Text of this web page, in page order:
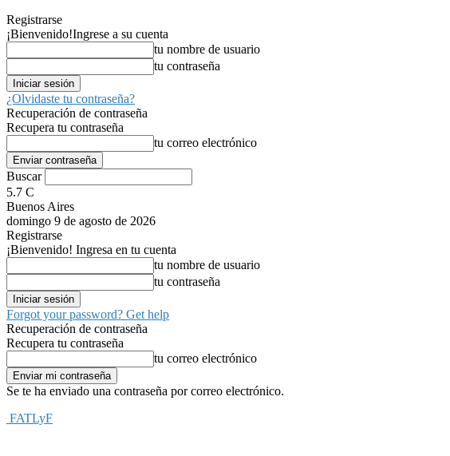
Registrarse
¡Bienvenido!Ingrese a su cuenta
tu nombre de usuario
tu contraseña
¿Olvidaste tu contraseña?
Recuperación de contraseña
Recupera tu contraseña
tu correo electrónico
Buscar
5.7 C
Buenos Aires
domingo 9 de agosto de 2026
Registrarse
¡Bienvenido! Ingresa en tu cuenta
tu nombre de usuario
tu contraseña
Forgot your password? Get help
Recuperación de contraseña
Recupera tu contraseña
tu correo electrónico
Se te ha enviado una contraseña por correo electrónico.
FATLyF